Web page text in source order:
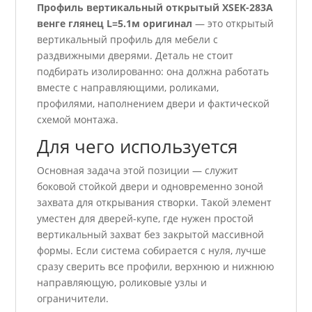
Профиль вертикальный открытый XSEK-283A
венге глянец L=5.1м оригинал — это открытый
вертикальный профиль для мебели с
раздвижными дверями. Деталь не стоит
подбирать изолированно: она должна работать
вместе с направляющими, роликами,
профилями, наполнением двери и фактической
схемой монтажа.
Для чего используется
Основная задача этой позиции — служит
боковой стойкой двери и одновременно зоной
захвата для открывания створки. Такой элемент
уместен для дверей-купе, где нужен простой
вертикальный захват без закрытой массивной
формы. Если система собирается с нуля, лучше
сразу сверить все профили, верхнюю и нижнюю
направляющую, роликовые узлы и
ограничители.